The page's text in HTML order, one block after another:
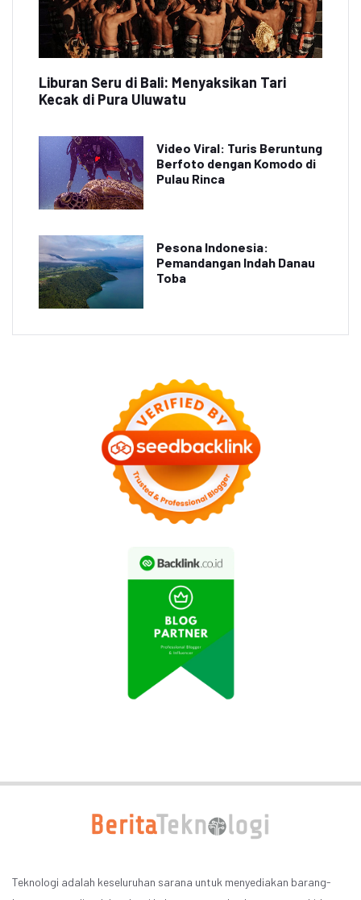
Liburan Seru di Bali: Menyaksikan Tari
Kecak di Pura Uluwatu
Video Viral: Turis Beruntung
Berfoto dengan Komodo di
Pulau Rinca
Pesona Indonesia:
Pemandangan Indah Danau
Toba
Teknologi adalah keseluruhan sarana untuk menyediakan barang-